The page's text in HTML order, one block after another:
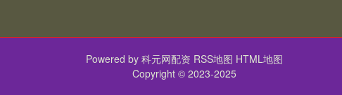
Powered by 科元网配资 RSS地图 HTML地图
Copyright © 2023-2025